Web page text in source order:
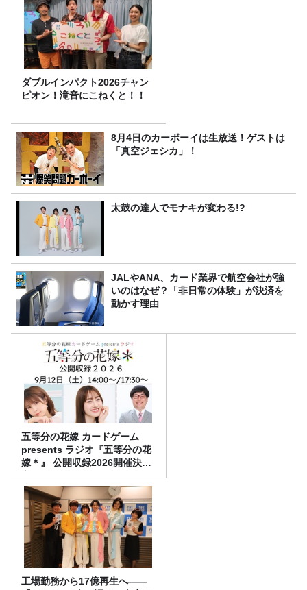
ダブルインパクト2026チャン
ピオン！滝音にこねくと！！
8月4日のカーボーイは生放送！ゲストは
「真空ジェシカ」！
太鼓の達人でモナキが変わる!?
JALやANA、カード業界で航空会社が強
いのはなぜ？「非日常の体験」が決済を
動かす理由
五等分の花嫁 カードゲーム
presents ラジオ『五等分の花
嫁＊』 公開収録2026開催決
定！
工場勤務から17億再生へ——